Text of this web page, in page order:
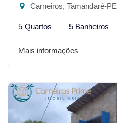
Carneiros, Tamandaré-PE
5 Quartos 5 Banheiros
Mais informações